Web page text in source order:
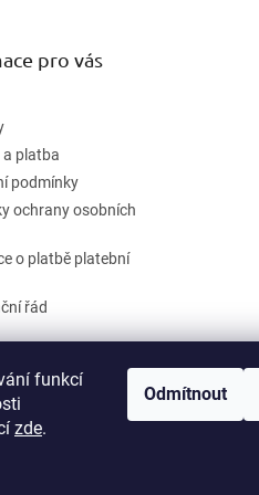
funkcí
zde.
Odmítnout
pro vás
a platba
podmínky
ochrany osobních
o platbě platební
řád